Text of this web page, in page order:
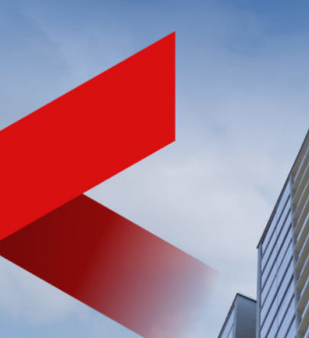
NHÀ PHÁT TRIỂN BẤT ĐỘNG SẢN
CHẤT LƯỢNG HÀNG ĐẦU
VIỆT NAM